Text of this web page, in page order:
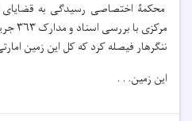
محکمۀ اختصاصی رسیدگی به
ننگرهار فیصله کرد که کل این زمین
این زمین. . .